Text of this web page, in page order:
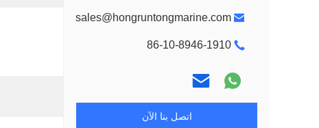
sales@hongruntongmarine.com
86-10-8946-1910
اتصل بنا الآن